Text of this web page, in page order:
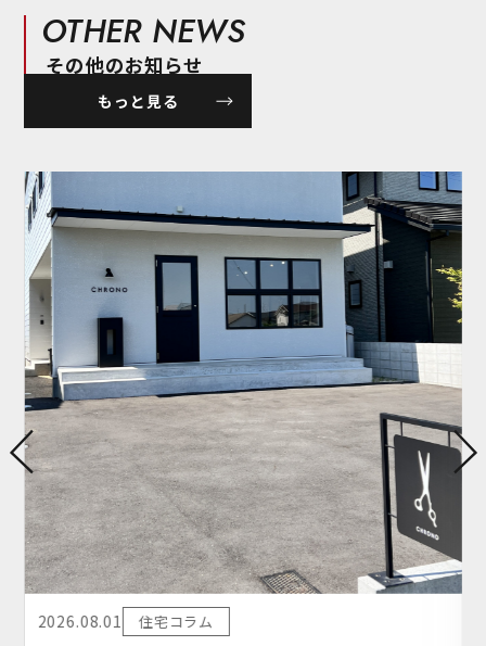
OTHER NEWS
その他のお知らせ
もっと見る
2026.08.01 住宅コラム